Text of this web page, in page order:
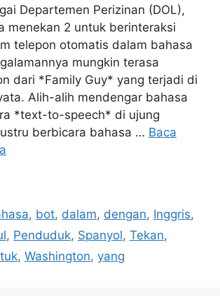
Departemen Perizinan (DOL),
menekan 2 untuk berinteraksi
telepon otomatis dalam bahasa
mungkin terasa
dari *Family Guy* yang terjadi di
Alih-alih mendengar bahasa
*text-to-speech* di ujung
berbicara bahasa … Baca
, bot, dalam, dengan, Inggris,
, Penduduk, Spanyol, Tekan,
, Washington, yang